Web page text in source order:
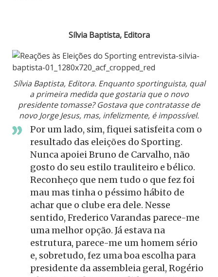
Sílvia Baptista, Editora
Sílvia Baptista, Editora. Enquanto sportinguista, qual
a primeira medida que gostaria que o novo
presidente tomasse? Gostava que contratasse de
novo Jorge Jesus, mas, infelizmente, é impossível.
Por um lado, sim, fiquei satisfeita com o
resultado das eleições do Sporting.
Nunca apoiei Bruno de Carvalho, não
gosto do seu estilo trauliteiro e bélico.
Reconheço que nem tudo o que fez foi
mau mas tinha o péssimo hábito de
achar que o clube era dele. Nesse
sentido, Frederico Varandas parece-me
uma melhor opção. Já estava na
estrutura, parece-me um homem sério
e, sobretudo, fez uma boa escolha para
presidente da assembleia geral, Rogério